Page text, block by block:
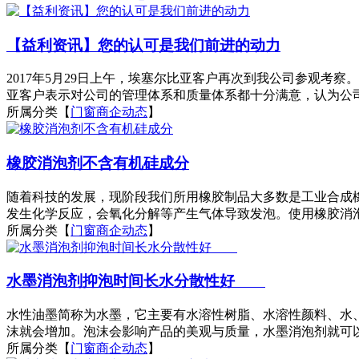
【益利资讯】您的认可是我们前进的动力
2017年5月29日上午，埃塞尔比亚客户再次到我公司参观考
亚客户表示对公司的管理体系和质量体系都十分满意，认为
所属分类【 门窗商企动态】
橡胶消泡剂不含有机硅成分
随着科技的发展，现阶段我们所用橡胶制品大多数是工业合
发生化学反应，会氧化分解等产生气体导致发泡。使用橡胶
所属分类【 门窗商企动态】
水墨消泡剂抑泡时间长水分散性好
水性油墨简称为水墨，它主要有水溶性树脂、水溶性颜料、
沫就会增加。泡沫会影响产品的美观与质量，水墨消泡剂就
所属分类【 门窗商企动态】